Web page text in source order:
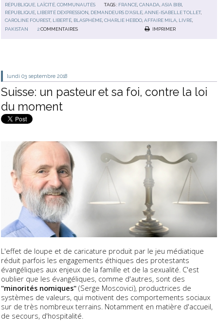
RÉPUBLIQUE, LAÏCITÉ, COMMUNAUTÉS
TAGS : FRANCE ,CANADA ,ASIA BIBI
RÉPUBLIQUE LIBERTÉ DEXPRESSION DEMANDEURS D'ASILE ,ANNE-ISABELLE TOLLET,
CAROLINE FOUREST, LIBERTÉ BLASPHÈME ,CHARLIE HEBDO ,AFFAIRE MILA LIVRE
PAKISTAN
2 COMMENTAIRES IMPRIMER
lundi 03 septembre 2018
Suisse: un pasteur et sa foi, contre la loi
du moment
L'effet de loupe et de caricature produit par le jeu médiatique
réduit parfois les engagements éthiques des protestants
évangéliques aux enjeux de la famille et de la sexualité. C'est
oublier que les évangéliques, comme d'autres, sont des
"minorités nomiques" (Serge Moscovici), productrices de
systèmes de valeurs, qui motivent des comportements sociaux
sur de très nombreux terrains. Notamment en matière d'accueil,
de secours, d'hospitalité.